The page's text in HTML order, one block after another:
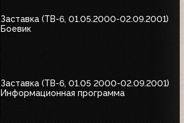
Заставка (ТВ-6, 01.05.2000-02.09.2001)
Боевик
Заставка (ТВ-6, 01.05 2000-02.09.2001)
Информационная программа